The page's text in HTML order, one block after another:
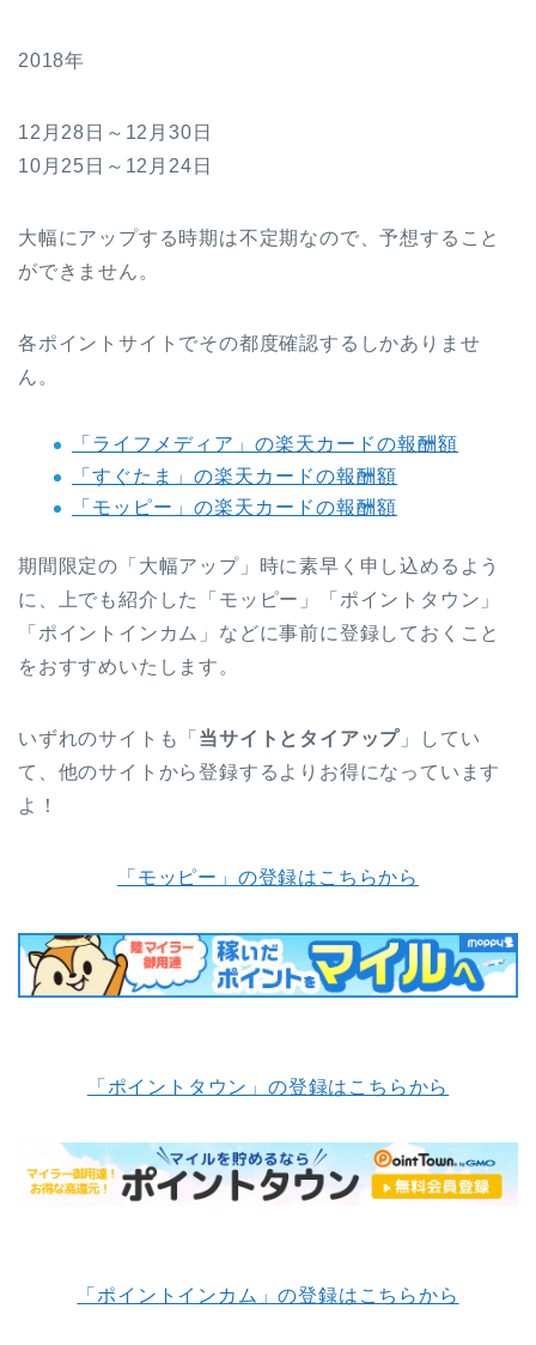
2018年
12月28日～12月30日
10月25日～12月24日
大幅にアップする時期は不定期なので、予想すること
ができません。
各ポイントサイトでその都度確認するしかありませ
ん。
「ライフメディア」の楽天カードの報酬額
「すぐたま」の楽天カードの報酬額
「モッピー」の楽天カードの報酬額
期間限定の「大幅アップ」時に素早く申し込めるよう
に、上でも紹介した「モッピー」「ポイントタウン」
「ポイントインカム」などに事前に登録しておくこと
をおすすめいたします。
いずれのサイトも「 当サイトとタイアップ 」してい
て、他のサイトから登録するよりお得になっています
よ！
「モッピー」の登録はこちらから
「ポイントタウン」の登録はこちらから
「ポイントインカム」の登録はこちらから